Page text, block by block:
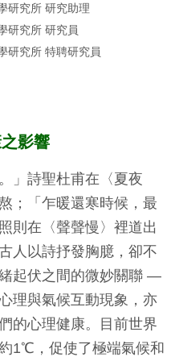
研究所 研究助理
研究所 研究員
研究所 特聘研究員
影響
」詩聖杜甫在〈夏夜
；「乍暖還寒時候，最
則在〈聲聲慢〉裡道出
人以詩抒發胸臆，卻不
起伏之間的微妙關聯 —
理與氣候互動現象，亦
的心理健康。目前世界
1℃，促使了極端氣候和